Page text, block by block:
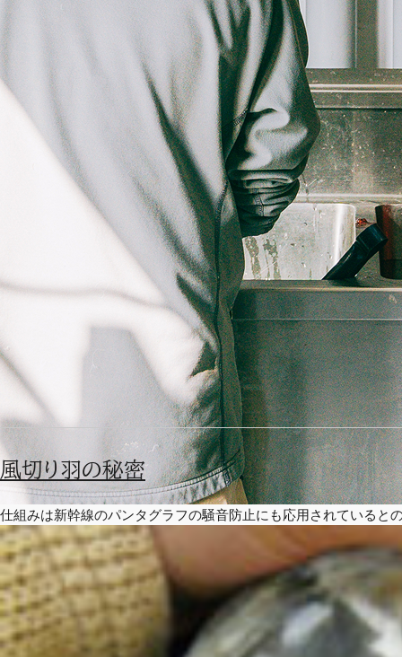
風切り羽の秘密
フクロウの体には狩りをするための様々な仕組みが備わってい
仕組みは新幹線のパンタグラフの騒音防止にも応用されていると